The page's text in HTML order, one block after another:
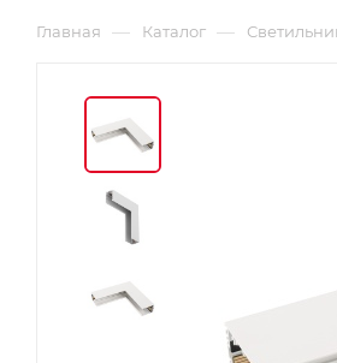
Главная — Каталог —